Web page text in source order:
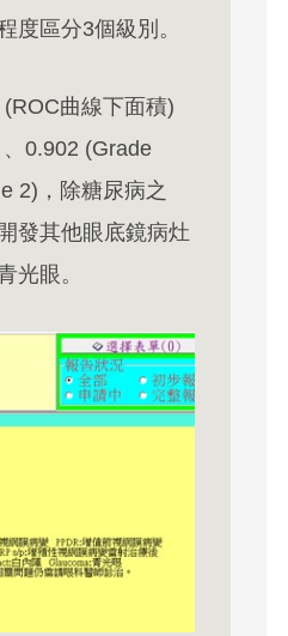
度區分3個級別。
曲線下面積)
0.902 (Grade
2)，除糖尿病之
發其他眼底鏡病灶
光眼。